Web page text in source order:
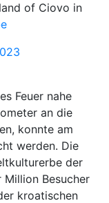
of Ciovo in
Feuer nahe
an die
konnte am
werden. Die
der
Million Besucher
kroatischen